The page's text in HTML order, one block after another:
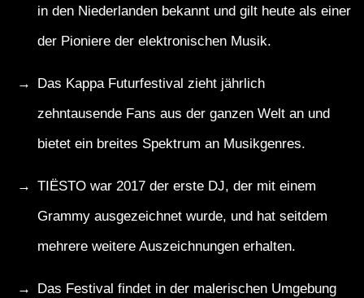
in den Niederlanden bekannt und gilt heute als einer
der Pioniere der elektronischen Musik.
Das Kappa Futurfestival zieht jährlich
zehntausende Fans aus der ganzen Welt an und
bietet ein breites Spektrum an Musikgenres.
TIËSTO war 2017 der erste DJ, der mit einem
Grammy ausgezeichnet wurde, und hat seitdem
mehrere weitere Auszeichnungen erhalten.
Das Festival findet in der malerischen Umgebung